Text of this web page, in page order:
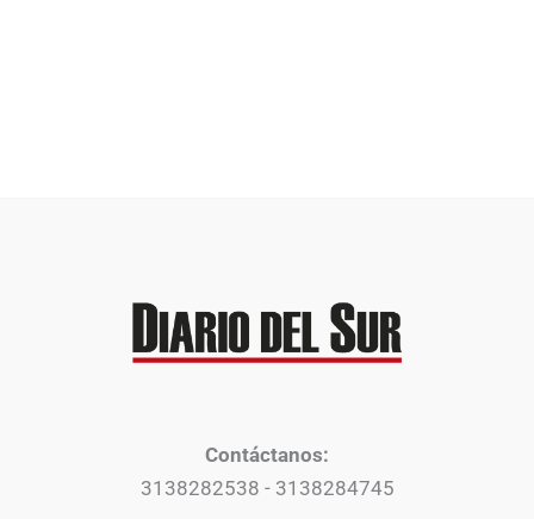
Contáctanos:
3138282538 - 3138284745